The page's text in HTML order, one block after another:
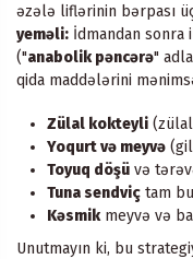
əzələ liflərinin bərpası
yeməli: İdmandan
("anabolik pəncərə"
qida maddələrini
Zülal kokteyli
Yoqurt və meyvə
Toyuq döşü və
Tuna sendviç tam
Kəsmikmeyvə və
Unutmayın ki, bu